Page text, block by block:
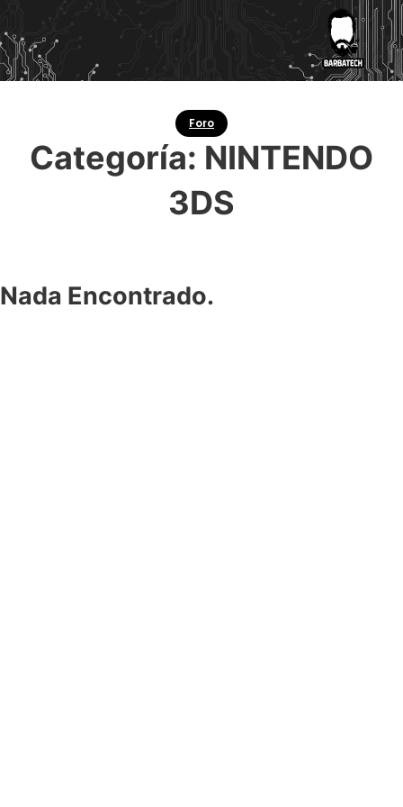
Foro
Categoría: NINTENDO
3DS
Nada Encontrado.